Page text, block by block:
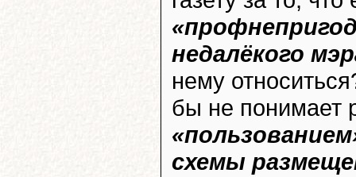
недалёкого
нему
бы не понимает
схемы